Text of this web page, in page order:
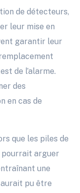
de détecteurs,
leur mise en
garantir leur
de l’alarme.
des
en cas de
que les piles de
pourrait arguer
une
aurait pu être